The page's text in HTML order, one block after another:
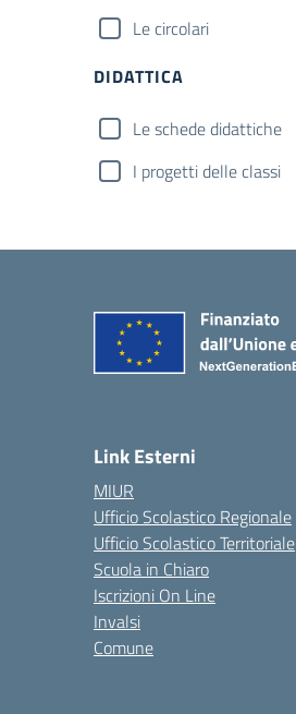
Le circolari
DIDATTICA
Le schede didattiche
I progetti delle classi
Link Esterni
MIUR
Ufficio Scolastico Regionale
Ufficio Scolastico Territoriale
Scuola in Chiaro
Iscrizioni On Line
Invalsi
Comune